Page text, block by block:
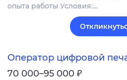
опыта работы Условия:…
Оператор цифровой
70 000–95 000 ₽